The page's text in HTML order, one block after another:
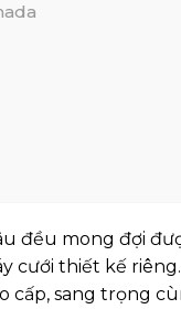
đều mong đợi
cưới thiết kế
cấp, sang trọng